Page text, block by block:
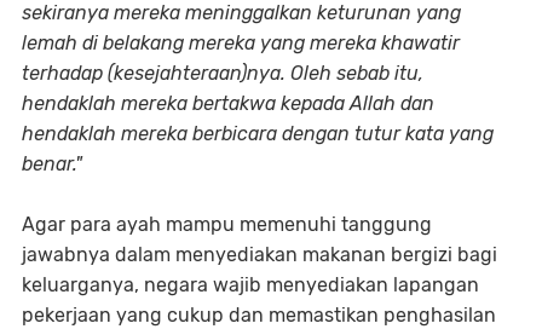
sekiranya mereka meninggalkan keturunan yang
lemah di belakang mereka yang mereka khawatir
terhadap (kesejahteraan)nya. Oleh sebab itu,
hendaklah mereka bertakwa kepada Allah dan
hendaklah mereka berbicara dengan tutur kata yang
benar."
Agar para ayah mampu memenuhi tanggung
jawabnya dalam menyediakan makanan bergizi bagi
keluarganya, negara wajib menyediakan lapangan
pekerjaan yang cukup dan memastikan penghasilan